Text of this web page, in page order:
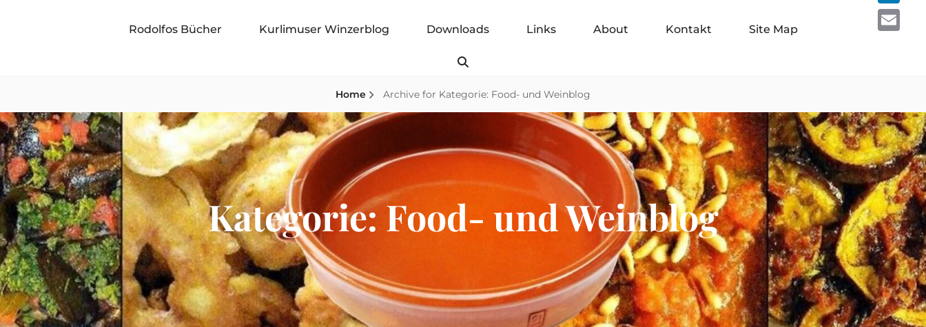
Rodolfos Bücher Kurlimuser Winzerblog Downloads Links About Kontakt Site Map
Home Archive for Kategorie: Food- und Weinblog
Kategorie:Food- und Weinblog